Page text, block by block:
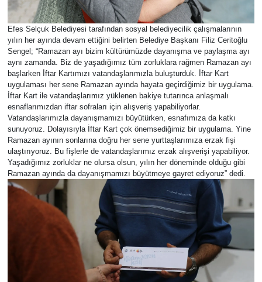
Efes Selçuk Belediyesi tarafından sosyal belediyecilik çalışmalarının
yılın her ayında devam ettiğini belirten Belediye Başkanı Filiz Ceritoğlu
Sengel; “Ramazan ayı bizim kültürümüzde dayanışma ve paylaşma ayı
aynı zamanda. Biz de yaşadığımız tüm zorluklara rağmen Ramazan ayı
başlarken İftar Kartımızı vatandaşlarımızla buluşturduk. İftar Kart
uygulaması her sene Ramazan ayında hayata geçirdiğimiz bir uygulama.
İftar Kart ile vatandaşlarımız yüklenen bakiye tutarınca anlaşmalı
esnaflarımızdan iftar sofraları için alışveriş yapabiliyorlar.
Vatandaşlarımızla dayanışmamızı büyütürken, esnafımıza da katkı
sunuyoruz. Dolayısıyla İftar Kart çok önemsediğimiz bir uygulama. Yine
Ramazan ayının sonlarına doğru her sene yurttaşlarımıza erzak fişi
ulaştırıyoruz. Bu fişlerle de vatandaşlarımız erzak alışverişi yapabiliyor.
Yaşadığımız zorluklar ne olursa olsun, yılın her döneminde olduğu gibi
Ramazan ayında da dayanışmamızı büyütmeye gayret ediyoruz” dedi.